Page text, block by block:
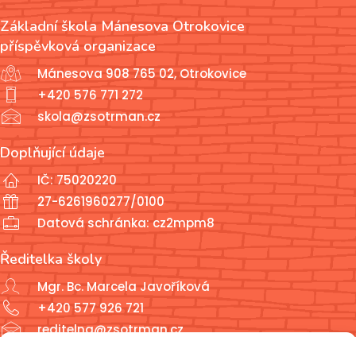
Základní škola Mánesova Otrokovice
příspěvková organizace
Mánesova 908 765 02, Otrokovice
+420 576 771 272
skola@zsotrman.cz
Doplňující údaje
IČ: 75020220
27-6261960277/0100
Datová schránka: cz2mpm8
Ředitelka školy
Mgr. Bc. Marcela Javoříková
+420 577 926 721
reditelna@zsotrman.cz